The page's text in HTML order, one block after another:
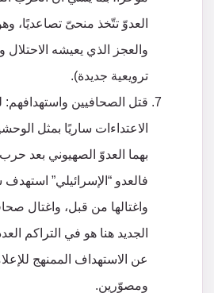
العدوّ تتّخذ منحىّ تصاعديًا،
والعجز الذي يعيشه الاحتلال
ترويعية جديدة).
قتل الصحافيين واستهدافهم:
الاعتداءات ساريًا بمثل
بهما العدوّ الصهيوني بعد
فالعدو “الإسرائيلي”
واغتالها من قبل، واغتال
الجديد هنا هو في التراكم
عن الاستهداف الممنهج
ومصوّرين.